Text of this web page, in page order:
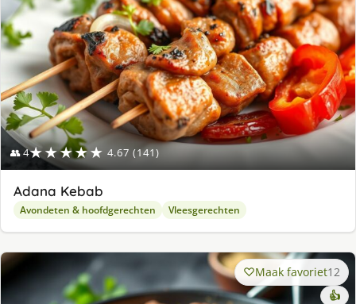
👥 4★★★★★ 4.67 (141)
Adana Kebab
Avondeten & hoofdgerechten Vleesgerechten
Maak favoriet12
👍